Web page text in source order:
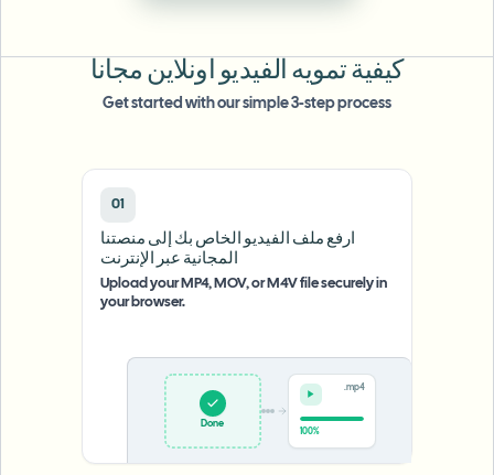
طمس فيديوهات بالجملة
عالج عدة فيديوهات دفعة واحدة
طمس أي شيء
مناطق المؤسسات والسياسات والمراجعة
API & SDK
نموذج الاتصال
إزالة الخلفية بالجملة
كيفية تمويه الفيديو أونلاين مجاناً
Get started with our simple 3-step process
01
ارفع ملف الفيديو الخاص بك إلى منصتنا
المجانية عبر الإنترنت
Upload your MP4, MOV, or M4V file securely in
your browser.
Upload
0%
.mp4